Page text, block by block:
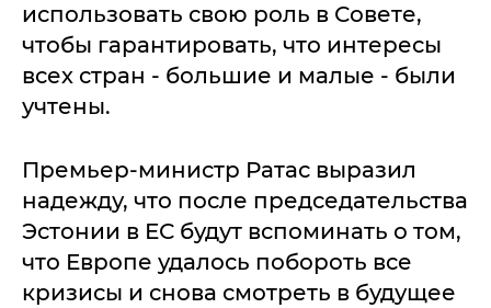
использовать свою роль в Совете,
чтобы гарантировать, что интересы
всех стран - большие и малые - были
учтены.
Премьер-министр Ратас выразил
надежду, что после председательства
Эстонии в ЕС будут вспоминать о том,
что Европе удалось побороть все
кризисы и снова смотреть в будущее